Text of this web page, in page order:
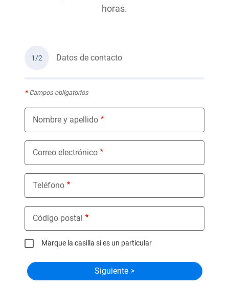
horas.
1/2 Datos de contacto
*Campos obligatorios
Nombre y apellido
Correo electrónico
Teléfono
Código postal
Marque la casilla si es un particular